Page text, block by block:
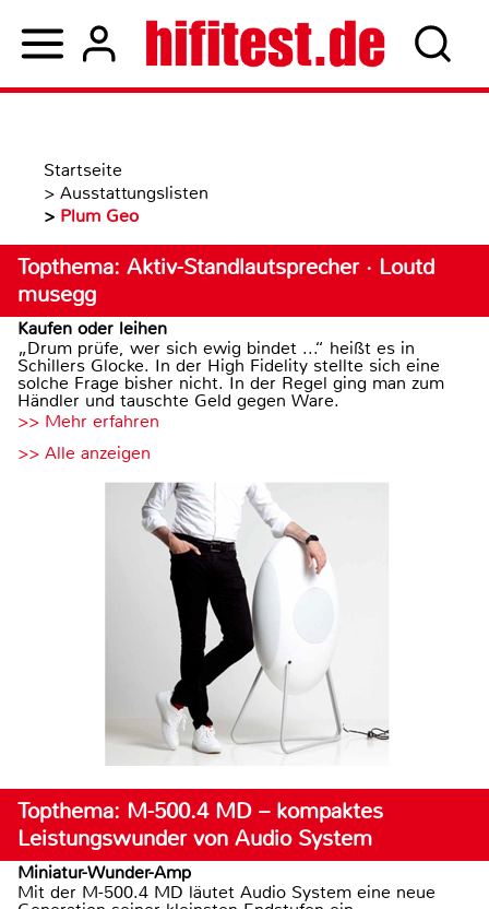
Startseite
> Ausstattungslisten
> Plum Geo
Topthema: Aktiv-Standlautsprecher · Loutd
musegg
Kaufen oder leihen
„Drum prüfe, wer sich ewig bindet ...“ heißt es in
Schillers Glocke. In der High Fidelity stellte sich eine
solche Frage bisher nicht. In der Regel ging man zum
Händler und tauschte Geld gegen Ware.
>> Mehr erfahren
>> Alle anzeigen
Topthema: M-500.4 MD – kompaktes
Leistungswunder von Audio System
Miniatur-Wunder-Amp
Mit der M-500.4 MD läutet Audio System eine neue